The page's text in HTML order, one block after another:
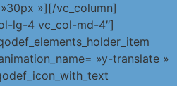
»][/vc_column]
lg-4 vc_col-md-4″]
»y-translate »